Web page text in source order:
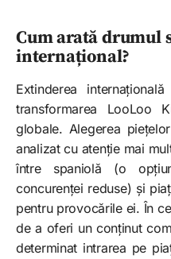
Cum arată drumul
internațional?
Extinderea
transformarea LooLoo
globale. Alegerea
analizat cu atenție mai
între spaniolă (o
concurenței reduse) și
pentru provocările ei. În
de a oferi un conținut
determinat intrarea pe